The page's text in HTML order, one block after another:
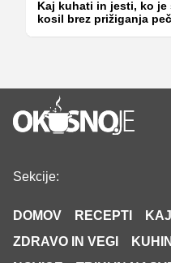
Kaj kuhati in jesti, ko
kosil brez prižiganja
Sekcije:
DOMOV RECEPTI
ZDRAVO IN VEGI